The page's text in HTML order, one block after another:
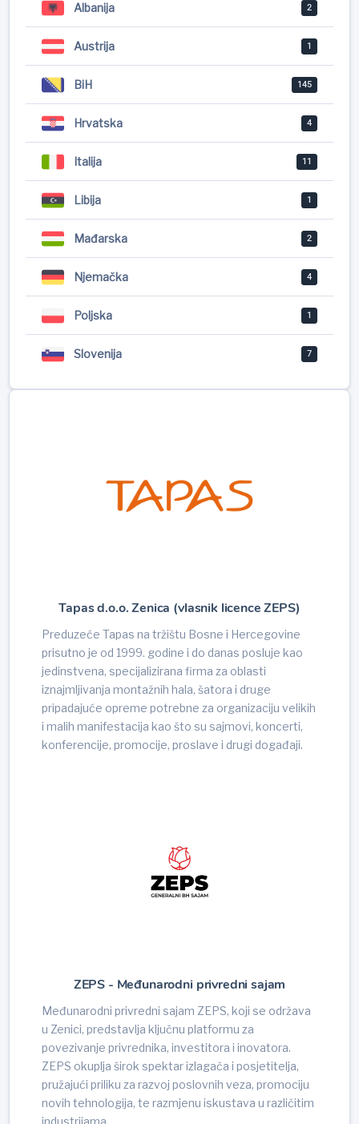
Albanija 2
Austrija 1
BiH 145
Hrvatska 4
Italija 11
Libija 1
Mađarska 2
Njemačka 4
Poljska 1
Slovenija 7
Tapas d.o.o. Zenica (vlasnik licence ZEPS)
Preduzeće Tapas na tržištu Bosne i Hercegovine
prisutno je od 1999. godine i do danas posluje kao
jedinstvena, specijalizirana firma za oblasti
iznajmljivanja montažnih hala, šatora i druge
pripadajuće opreme potrebne za organizaciju velikih
i malih manifestacija kao što su sajmovi, koncerti,
konferencije, promocije, proslave i drugi događaji.
ZEPS - Međunarodni privredni sajam
Međunarodni privredni sajam ZEPS, koji se održava
u Zenici, predstavlja ključnu platformu za
povezivanje privrednika, investitora i inovatora.
ZEPS okuplja širok spektar izlagača i posjetitelja,
pružajući priliku za razvoj poslovnih veza, promociju
novih tehnologija, te razmjenu iskustava u različitim